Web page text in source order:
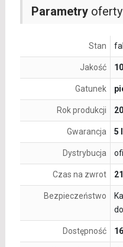
Parametryoferty
Stan
Jakość
Gatunek
Rok produkcji
Gwarancja 5
Dystrybucja
Czas na zwrot
Bezpieczeństwo
Dostępność